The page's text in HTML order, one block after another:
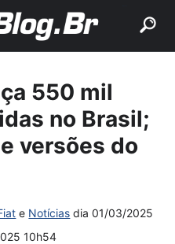
550 mil
no Brasil;
versões do
e Notícias dia01/03/2025
10h54